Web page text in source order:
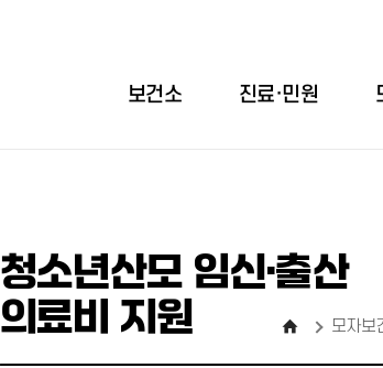
보건소 진료·민원
청소년산모 임신·출산
의료비 지원
모자보